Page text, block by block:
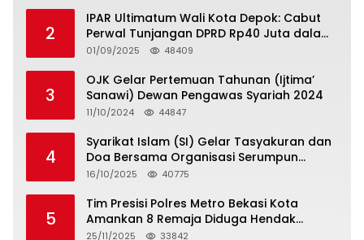
2
IPAR Ultimatum Wali Kota Depok: Cabut
Perwal Tunjangan DPRD Rp40 Juta dalam
5 Hari atau Hadapi Aksi Rakyat
01/09/2025 48409
3
OJK Gelar Pertemuan Tahunan (Ijtima’
Sanawi) Dewan Pengawas Syariah 2024
11/10/2024 44847
4
Syarikat Islam (SI) Gelar Tasyakuran dan
Doa Bersama Organisasi Serumpun
Syarikat Islam Doa
16/10/2025 40775
5
Tim Presisi Polres Metro Bekasi Kota
Amankan 8 Remaja Diduga Hendak
Tawuran
25/11/2025 33842